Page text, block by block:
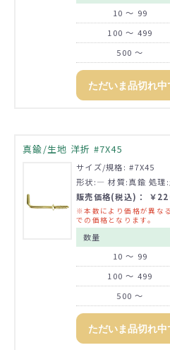
10 ～ 99
100 ～ 499
500 ～
ただいま品切れ中
真鍮/生地 洋折 #7X45
サイズ/規格: #7X45
形状:― 材質:真鍮 処理:
販売価格(税込)： ￥
※本数により価格が異な
での価格となります。
数量
10 ～ 99
100 ～ 499
500 ～
ただいま品切れ中